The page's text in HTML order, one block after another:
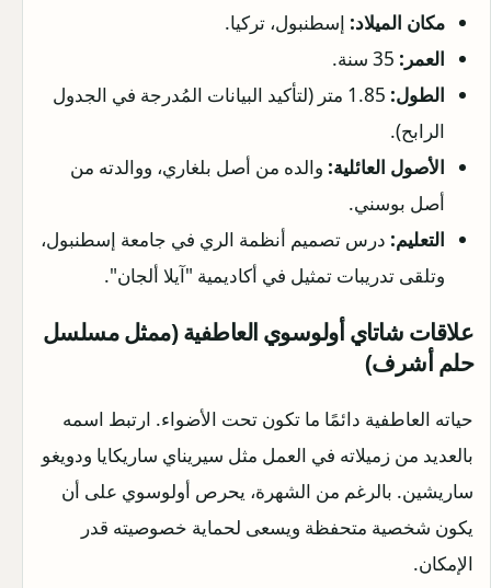
مكان الميلاد: إسطنبول، تركيا.
العمر:
الطول:
1.85 متر (لتأكيد البيانات المُدرجة في الجدول
الرابح).
الأصول العائلية: والده من أصل بلغاري، ووالدته من
أصل بوسني.
التعليم: درس تصميم أنظمة الري في جامعة إسطنبول،
وتلقى تدريبات تمثيل في أكاديمية "آيلا ألجان".
علاقات شاتاي أولوسوي العاطفية (ممثل مسلسل
حلم أشرف)
حياته العاطفية دائمًا ما تكون تحت الأضواء. ارتبط اسمه
بالعديد من زميلاته في العمل مثل سيريناي ساريكايا ودويغو
ساريشين. بالرغم من الشهرة، يحرص أولوسوي على أن
يكون شخصية متحفظة ويسعى لحماية خصوصيته قدر
الإمكان.